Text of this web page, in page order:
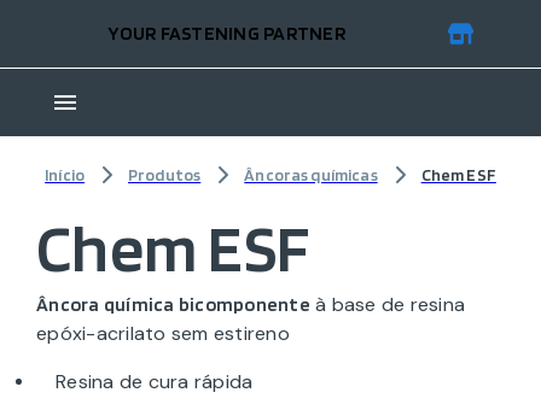
YOUR FASTENING PARTNER
Início Produtos Âncoras químicas Chem ESF
Chem ESF
Âncora química bicomponente à base de resina
epóxi-acrilato sem estireno
Resina de cura rápida